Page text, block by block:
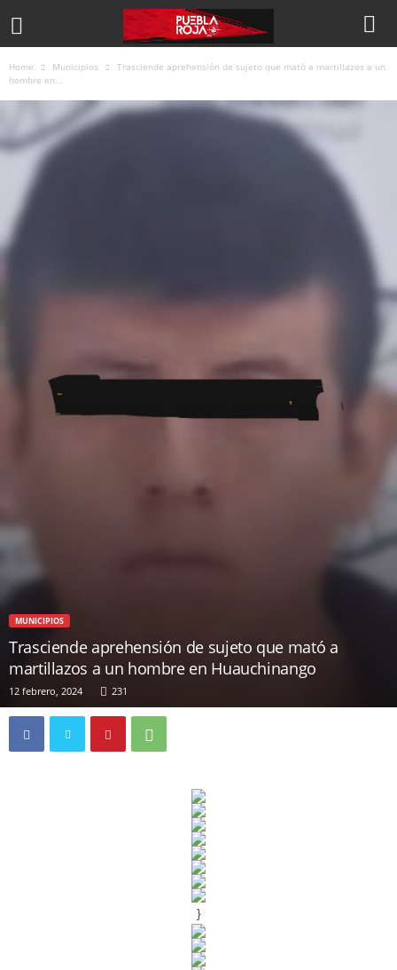
Home Municipios
Trasciende aprehensión de sujeto que mató a martillazos a un
hombre en...
MUNICIPIOS
Trasciende aprehensión de sujeto que mató a
martillazos a un hombre en Huauchinango
12 febrero, 2024 231
}